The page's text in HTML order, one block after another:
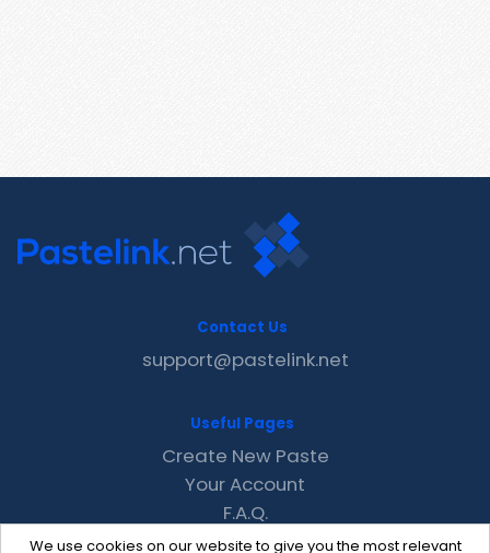
We use cookies on our website to give you the most relevant
Contact Us
support@pastelink.net
Useful Pages
Create New Paste
Your Account
F.A.Q.
Recent